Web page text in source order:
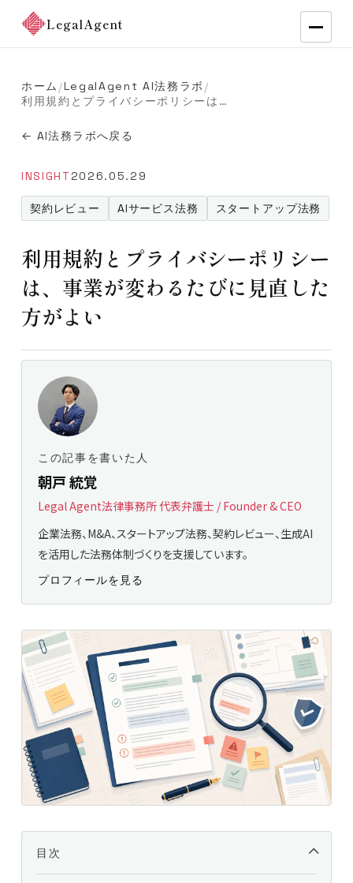
LegalAgent
ホーム /LegalAgent AI法務ラボ /
利用規約とプライバシーポリシーは、事業が変わるたびに見直した方がよい
← AI法務ラボへ戻る
INSIGHT2026.05.29
契約レビュー AIサービス法務 スタートアップ法務
利用規約とプライバシーポリシー
は、事業が変わるたびに見直した
方がよい
この記事を書いた人
朝戸 統覚
Legal Agent法律事務所 代表弁護士 / Founder & CEO
企業法務、M&A、スタートアップ法務、契約レビュー、生成AI
を活用した法務体制づくりを支援しています。
プロフィールを見る
目次